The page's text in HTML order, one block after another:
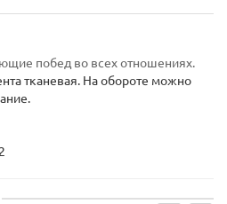
побед во всех отношениях.
тканевая. На обороте можно